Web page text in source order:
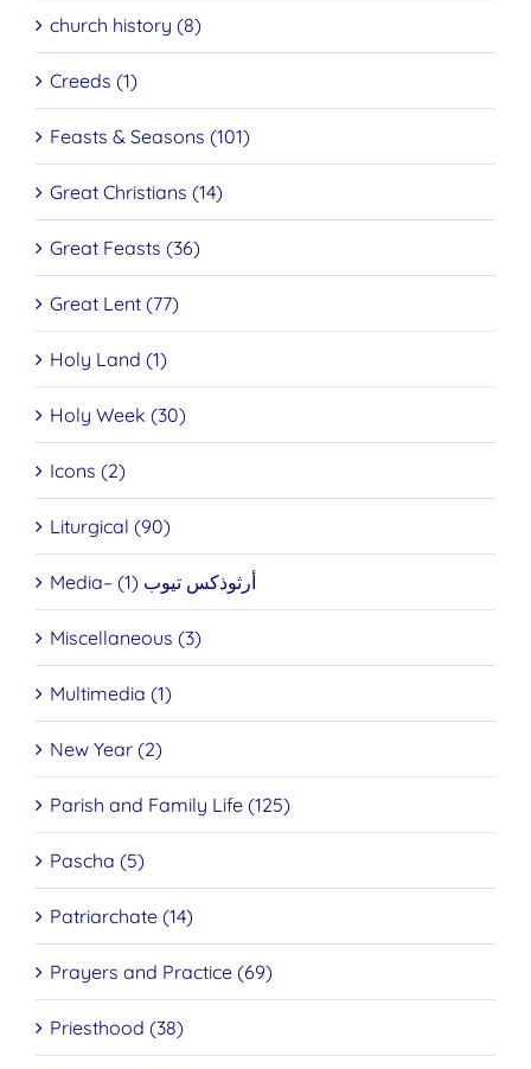
church history (8)
Creeds (1)
Feasts & Seasons (101)
Great Christians (14)
Great Feasts (36)
Great Lent (77)
Holy Land (1)
Holy Week (30)
Icons (2)
Liturgical (90)
Media– أرثوذكس تيوب (1)
Miscellaneous (3)
Multimedia (1)
New Year (2)
Parish and Family Life (125)
Pascha (5)
Patriarchate (14)
Prayers and Practice (69)
Priesthood (38)